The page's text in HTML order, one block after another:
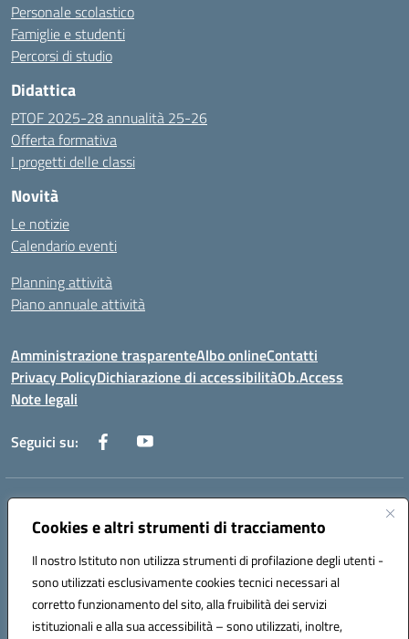
Cookies e altri strumenti di tracciamento
Il nostro Istituto non utilizza strumenti di profilazione degli utenti -
sono utilizzati esclusivamente cookies tecnici necessari al
corretto funzionamento del sito, alla fruibilità dei servizi
istituzionali e alla sua accessibilità – sono utilizzati, inoltre,
Personale scolastico
Famiglie e studenti
Percorsi di studio
Didattica
PTOF 2025-28 annualità 25-26
Offerta formativa
I progetti delle classi
Novità
Le notizie
Calendario eventi
Planning attività
Piano annuale attività
Amministrazione trasparenteAlbo onlineContatti
Privacy PolicyDichiarazione di accessibilitàOb.Access
Note legali
Seguici su:
Indirizzo:
Centralino:0733/815931 - 0733/784180
Posta elettronica certificata (PEC):MCIS00200P@pec.istruzione.it
Codice fiscale: 80006860433
Codice meccanografico: MCIS00200P